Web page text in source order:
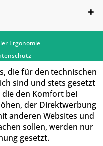
Ergonomie
die für den technischen
sind und stets gesetzt
die den Komfort bei
der Direktwerbung
anderen Websites und
sollen, werden nur
gesetzt.